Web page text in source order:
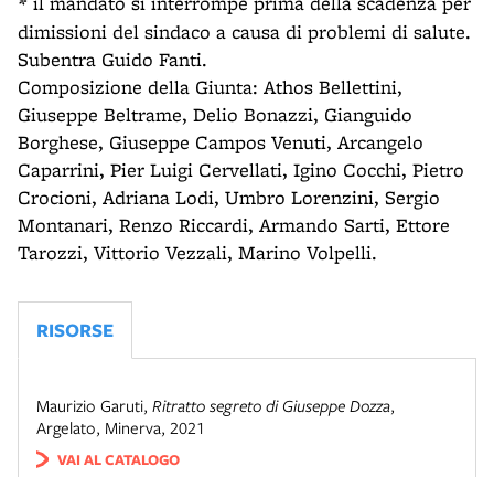
dimissioni del sindaco a causa di problemi di salute.
Subentra Guido Fanti.
Composizione della Giunta: Athos Bellettini,
Giuseppe Beltrame, Delio Bonazzi, Gianguido
Borghese, Giuseppe Campos Venuti, Arcangelo
Caparrini, Pier Luigi Cervellati, Igino Cocchi, Pietro
Crocioni, Adriana Lodi, Umbro Lorenzini, Sergio
Montanari, Renzo Riccardi, Armando Sarti, Ettore
Tarozzi, Vittorio Vezzali, Marino Volpelli.
RISORSE
Maurizio Garuti, Ritratto segreto di Giuseppe Dozza,
Argelato, Minerva, 2021
VAI AL CATALOGO